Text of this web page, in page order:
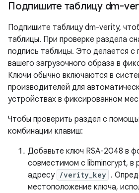
Подпишите таблицу dm-
Подпишите таблицу dm-verity,
таблицы. При проверке раздела
подпись таблицы. Это делается
вашего загрузочного образа в
Ключи обычно включаются в
производителей для
устройствах в фиксированном
Чтобы проверить раздел с
комбинации клавиш:
Добавьте ключ RSA-2048 в
совместимом с libmincrypt, в
адресу /verity_key .
местоположение ключа,